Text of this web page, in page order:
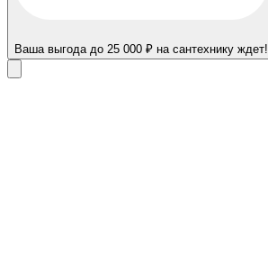
Ваша выгода до 25 000 ₽ на сантехнику ждет!